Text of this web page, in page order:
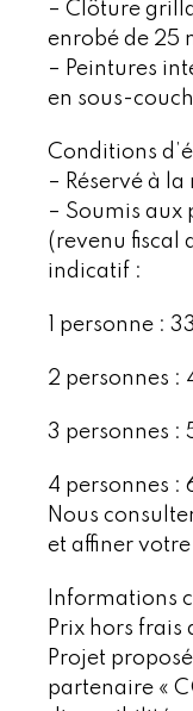
– Clôture
enrobé de 25
– Peintures
en sous-
Conditions
– Réservé à
– Soumis aux
(revenu fiscal
indicatif :
1 personne :
2 personnes :
3 personnes :
4 personnes :
Nous
et affiner
Informations
Prix hors frais
Projet
partenaire «